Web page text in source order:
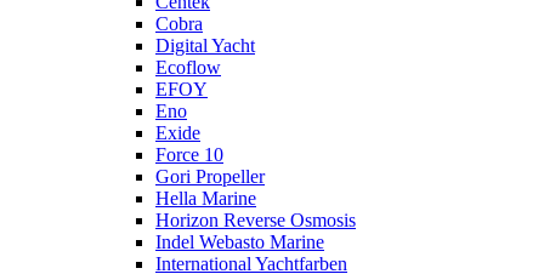
Cobra
Digital Yacht
Ecoflow
EFOY
Eno
Exide
Force 10
Gori Propeller
Hella Marine
Horizon Reverse Osmosis
Indel Webasto Marine
International Yachtfarben